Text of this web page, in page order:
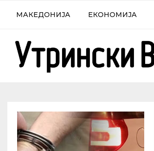
МАКЕДОНИЈА ЕКОНОМИЈА